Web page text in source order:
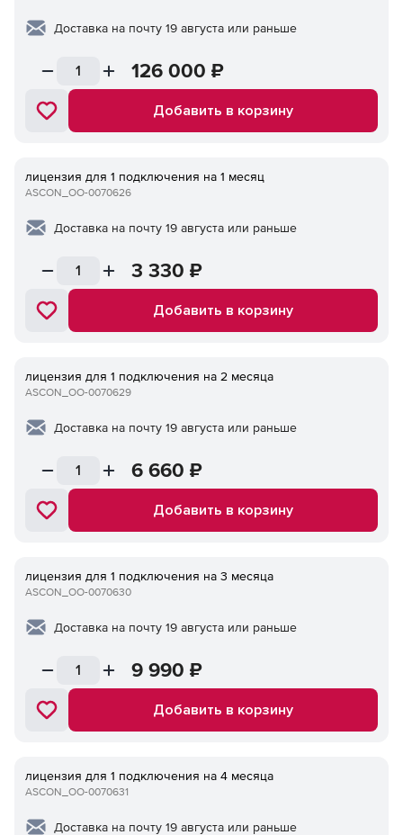
Доставка на почту 19 августа или раньше
126 000 ₽
Добавить в корзину
лицензия для 1 подключения на 1 месяц
ASCON_ОО-0070626
Доставка на почту 19 августа или раньше
3 330 ₽
Добавить в корзину
лицензия для 1 подключения на 2 месяца
ASCON_ОО-0070629
Доставка на почту 19 августа или раньше
6 660 ₽
Добавить в корзину
лицензия для 1 подключения на 3 месяца
ASCON_ОО-0070630
Доставка на почту 19 августа или раньше
9 990 ₽
Добавить в корзину
лицензия для 1 подключения на 4 месяца
ASCON_ОО-0070631
Доставка на почту 19 августа или раньше